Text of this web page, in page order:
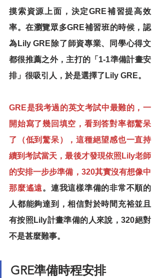
摸索資源上面，決定GRE補習提高效
率。在瀏覽眾多GRE補習班的時候，認
為Lily GRE除了師資專業、同學心得文
都很推薦之外，主打的「1-1準備計畫安
排」很吸引人，於是選擇了Lily GRE。
GRE是我考過的英文考試中最難的，一
開始寫了幾回填空，看到答對率都驚呆
了（低到驚呆），這種絕望感也一直持
續到考試當天，最後才發現依照Lily老師
的安排一步步準備，320其實沒有想像中
那麼遙遠。連我這樣準備的非常不順的
人都能夠達到，相信對於時間充裕並且
有按照Lily計畫準備的人來說，320絕對
不是甚麼難事。
GRE準備時程安排